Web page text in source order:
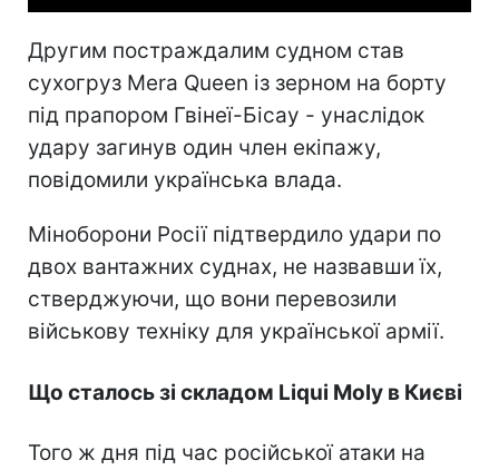
Другим постраждалим судном став
сухогруз Mera Queen із зерном на борту
під прапором Гвінеї-Бісау - унаслідок
удару загинув один член екіпажу,
повідомили українська влада.
Міноборони Росії підтвердило удари по
двох вантажних суднах, не назвавши їх,
стверджуючи, що вони перевозили
військову техніку для української армії.
Що сталось зі складом Liqui Moly в Києві
Того ж дня під час російської атаки на